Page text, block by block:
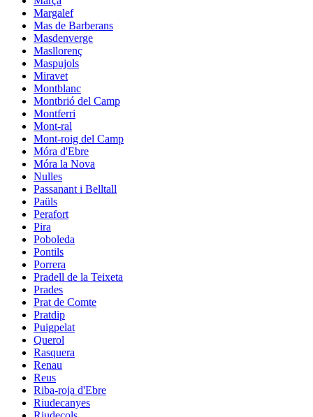
Margalef
Mas de Barberans
Masdenverge
Masllorenç
Maspujols
Miravet
Montblanc
Montbrió del Camp
Montferri
Mont-ral
Mont-roig del Camp
Móra d'Ebre
Móra la Nova
Nulles
Passanant i Belltall
Paüls
Perafort
Pira
Poboleda
Pontils
Porrera
Pradell de la Teixeta
Prades
Prat de Comte
Pratdip
Puigpelat
Querol
Rasquera
Renau
Reus
Riba-roja d'Ebre
Riudecanyes